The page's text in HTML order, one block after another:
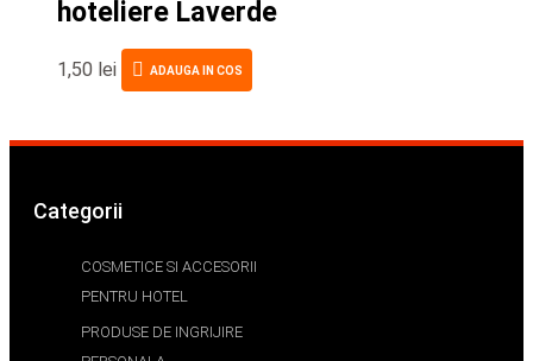
hoteliere Laverde
1,50 lei ADAUGA IN COS
Categorii
COSMETICE SI ACCESORII
PENTRU HOTEL
PRODUSE DE INGRIJIRE